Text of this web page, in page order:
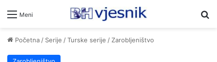
Meni
Početna/ Serije /Turske serije /Zarobljeništvo